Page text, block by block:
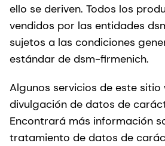
ello se deriven. Todos los
vendidos por las entidades
sujetos a las condiciones
estándar de dsm-firmenich.
Algunos servicios de este sitio
divulgación de datos de
Encontrará más información
tratamiento de datos de